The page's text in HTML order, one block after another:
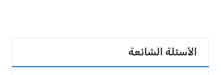
الأسئلة الشائعة